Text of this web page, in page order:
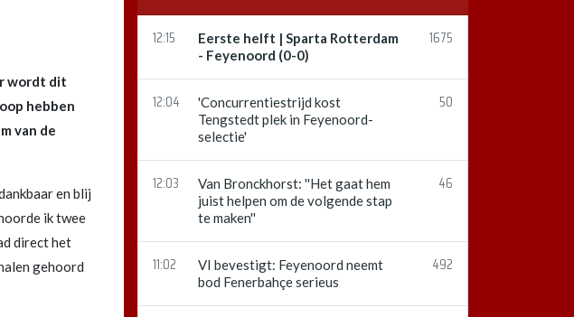
wordt dit
hebben
van de
en blij
ik twee
direct het
gehoord
12:15
Eerste helft | Sparta Rotterdam
- Feyenoord (0-0)
1675
12:04
'Concurrentiestrijd kost
Tengstedt plek in Feyenoord-
selectie'
50
12:03
Van Bronckhorst: ''Het gaat hem
juist helpen om de volgende stap
te maken''
46
11:02
VI bevestigt: Feyenoord neemt
bod Fenerbahçe serieus
492